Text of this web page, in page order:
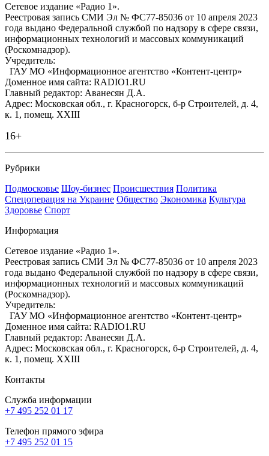
Сетевое издание «Радио 1».
Реестровая запись СМИ Эл № ФС77-85036 от 10 апреля 2023
года выдано Федеральной службой по надзору в сфере связи,
информационных технологий и массовых коммуникаций
(Роскомнадзор).
Учредитель:
ГАУ МО «Информационное агентство «Контент-центр»
Доменное имя сайта: RADIO1.RU
Главный редактор: Аванесян Д.А.
Адрес: Московская обл., г. Красногорск, б-р Строителей, д. 4,
к. 1, помещ. XXIII
16+
Рубрики
Подмосковье Шоу-бизнес Происшествия Политика
Спецоперация на Украине Общество Экономика Культура
Здоровье Спорт
Информация
Сетевое издание «Радио 1».
Реестровая запись СМИ Эл № ФС77-85036 от 10 апреля 2023
года выдано Федеральной службой по надзору в сфере связи,
информационных технологий и массовых коммуникаций
(Роскомнадзор).
Учредитель:
ГАУ МО «Информационное агентство «Контент-центр»
Доменное имя сайта: RADIO1.RU
Главный редактор: Аванесян Д.А.
Адрес: Московская обл., г. Красногорск, б-р Строителей, д. 4,
к. 1, помещ. XXIII
Контакты
Служба информации
+7 495 252 01 17
Телефон прямого эфира
+7 495 252 01 15